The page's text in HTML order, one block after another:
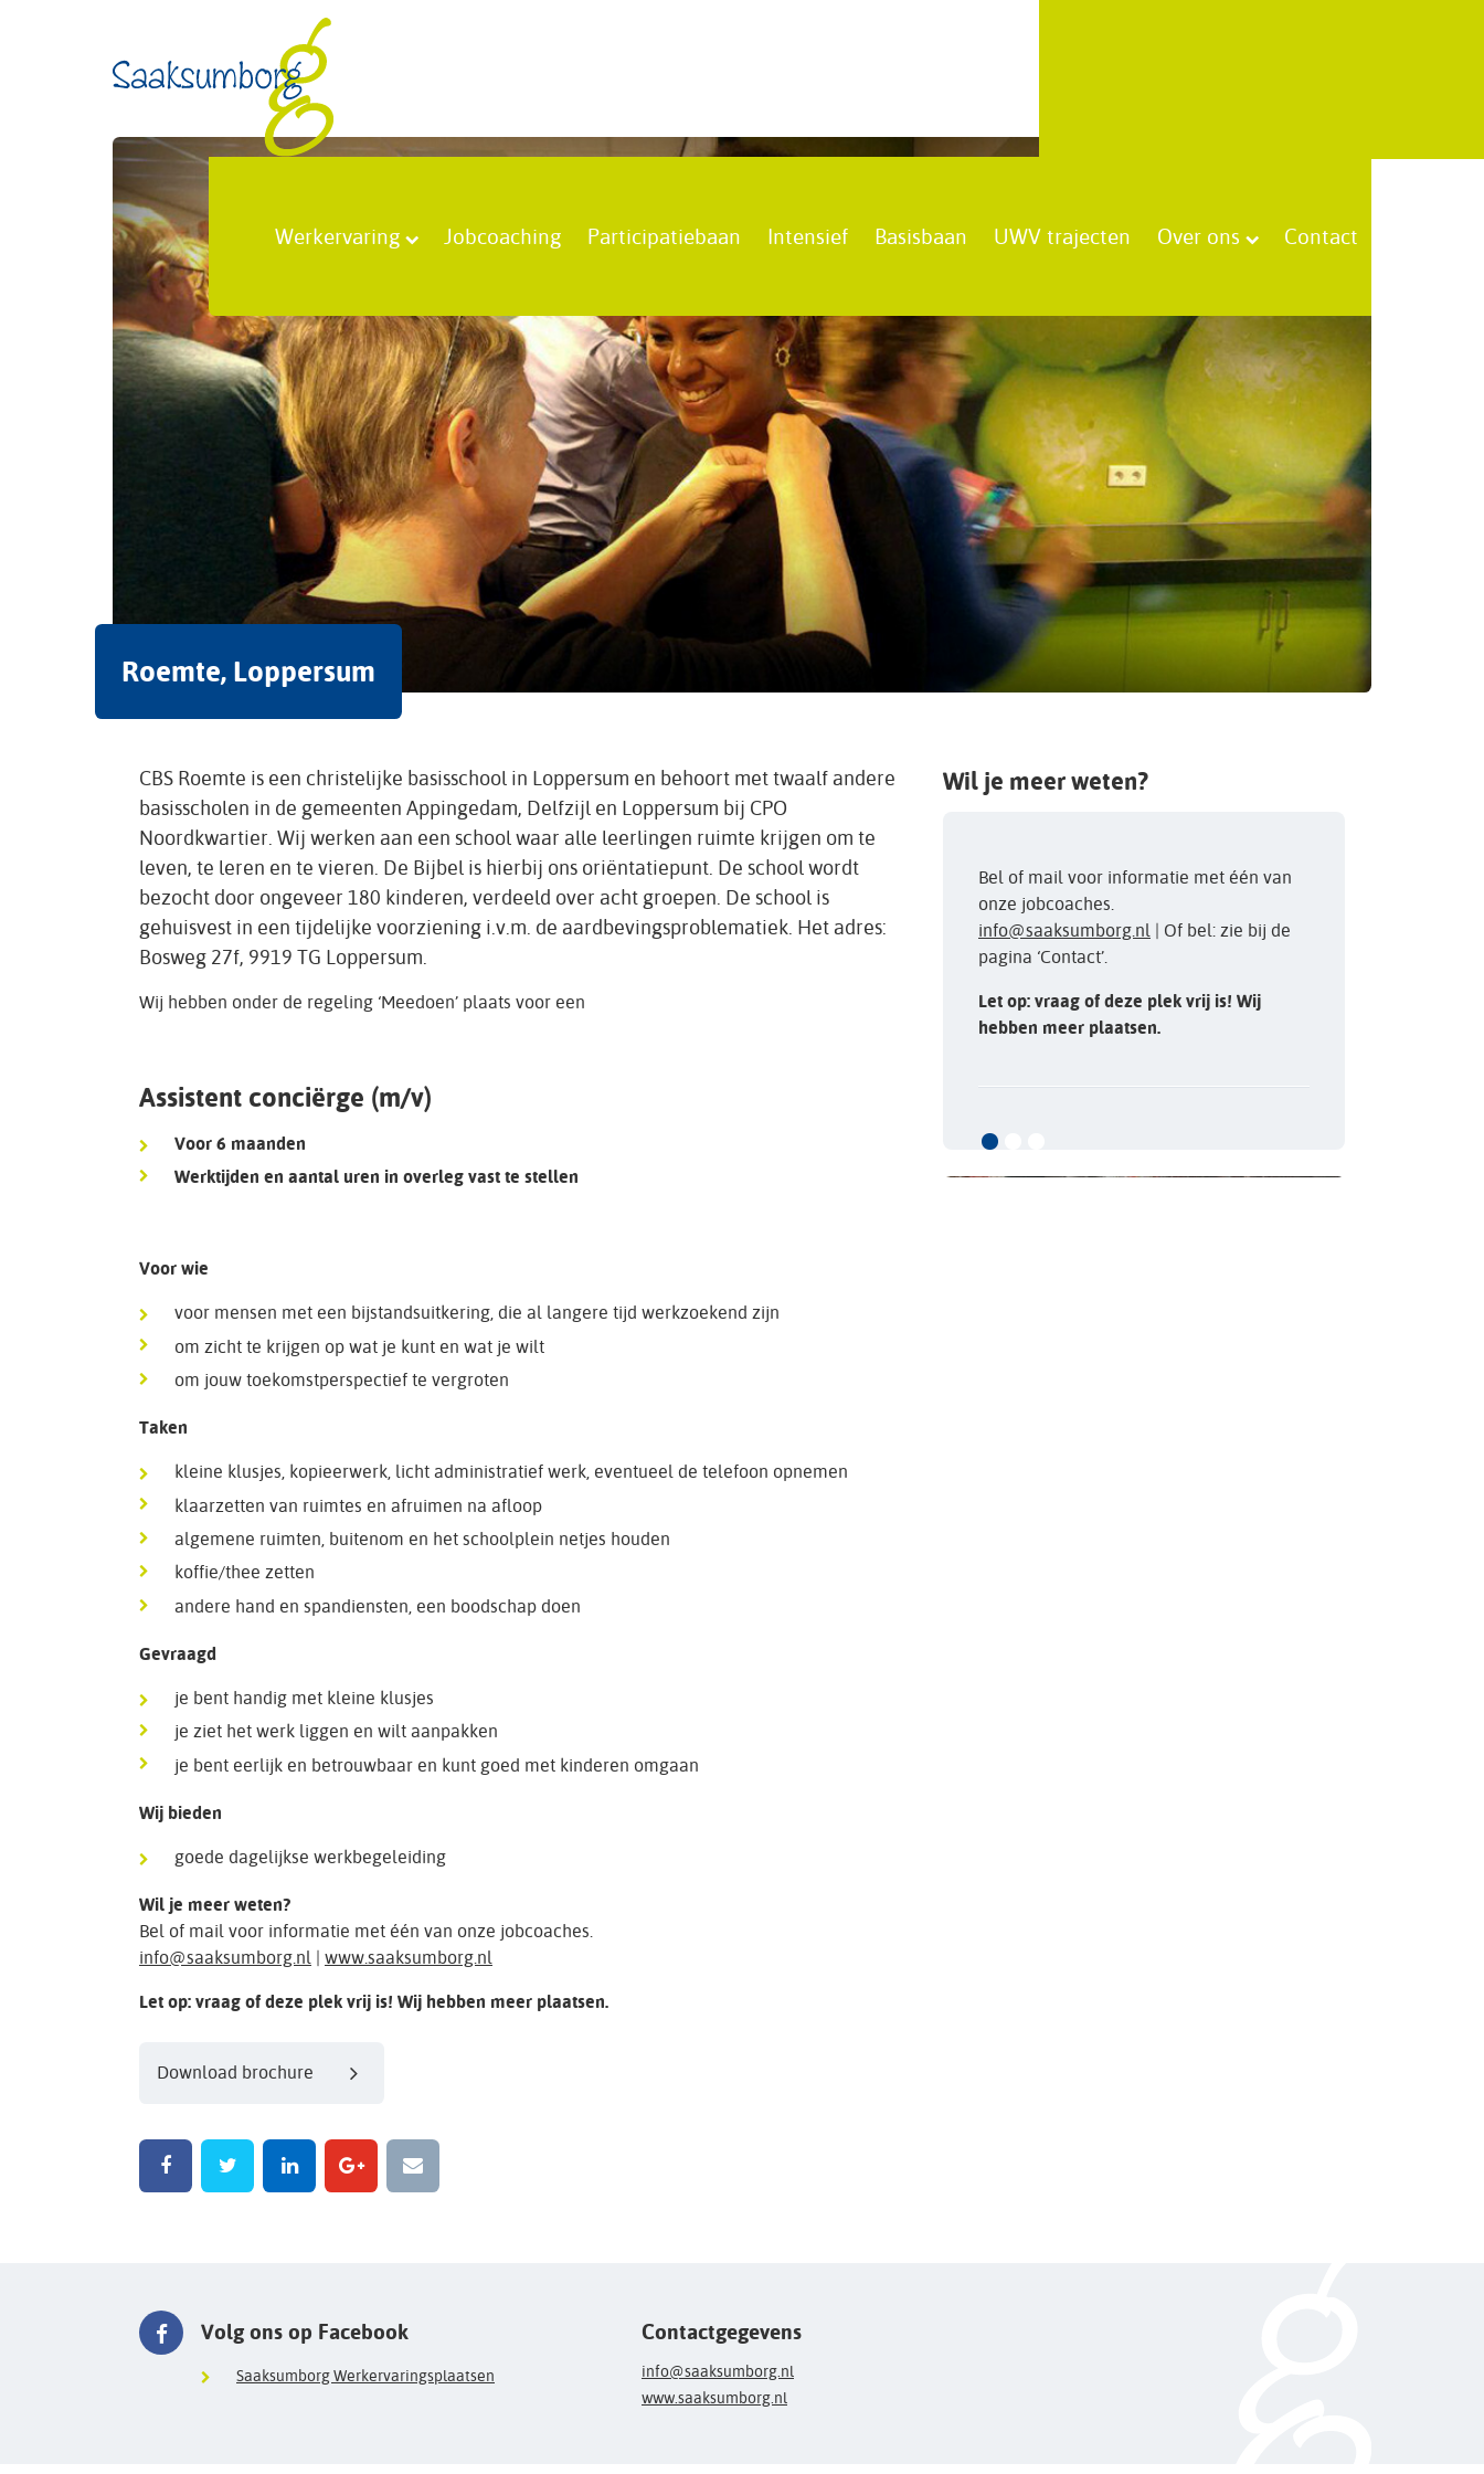
Werkervaring Jobcoaching Participatiebaan Intensief Basisbaan UWV trajecten Over ons Contact
Roemte, Loppersum
CBS Roemte is een christelijke basisschool in Loppersum en behoort met twaalf andere
basisscholen in de gemeenten Appingedam, Delfzijl en Loppersum bij CPO
Noordkwartier. Wij werken aan een school waar alle leerlingen ruimte krijgen om te
leven, te leren en te vieren. De Bijbel is hierbij ons oriëntatiepunt. De school wordt
bezocht door ongeveer 180 kinderen, verdeeld over acht groepen. De school is
gehuisvest in een tijdelijke voorziening i.v.m. de aardbevingsproblematiek. Het adres:
Bosweg 27f, 9919 TG Loppersum.
Wij hebben onder de regeling ‘Meedoen’ plaats voor een
Assistent conciërge (m/v)
Voor 6 maanden
Werktijden en aantal uren in overleg vast te stellen
Voor wie
voor mensen met een bijstandsuitkering, die al langere tijd werkzoekend zijn
om zicht te krijgen op wat je kunt en wat je wilt
om jouw toekomstperspectief te vergroten
Taken
kleine klusjes, kopieerwerk, licht administratief werk, eventueel de telefoon opnemen
klaarzetten van ruimtes en afruimen na afloop
algemene ruimten, buitenom en het schoolplein netjes houden
koffie/thee zetten
andere hand en spandiensten, een boodschap doen
Gevraagd
je bent handig met kleine klusjes
je ziet het werk liggen en wilt aanpakken
je bent eerlijk en betrouwbaar en kunt goed met kinderen omgaan
Wij bieden
goede dagelijkse werkbegeleiding
Wil je meer weten?
Bel of mail voor informatie met één van onze jobcoaches.
info@saaksumborg.nl | www.saaksumborg.nl
Let op: vraag of deze plek vrij is! Wij hebben meer plaatsen.
Download brochure
Wil je meer weten?
Bel of mail voor informatie met één van
onze jobcoaches.
info@saaksumborg.nl | Of bel: zie bij de
pagina ‘Contact’.
Let op: vraag of deze plek vrij is! Wij
hebben meer plaatsen.
Volg ons op Facebook
Saaksumborg Werkervaringsplaatsen
Contactgegevens
info@saaksumborg.nl
www.saaksumborg.nl